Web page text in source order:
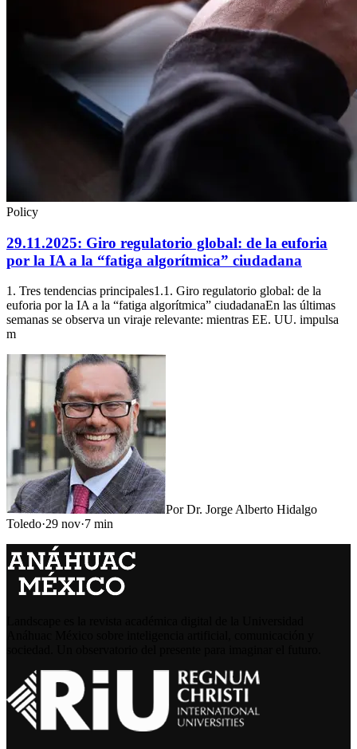
Policy
29.11.2025: Giro regulatorio global: de la euforia
por la IA a la “fatiga algorítmica” ciudadana
1. Tres tendencias principales1.1. Giro regulatorio global: de la
euforia por la IA a la “fatiga algorítmica” ciudadanaEn las últimas
semanas se observa un viraje relevante: mientras EE. UU. impulsa
m
PorDr. Jorge Alberto Hidalgo
Toledo·29 nov·7 min